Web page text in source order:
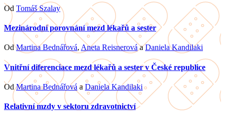
Od Tomáš Szalay
Mezinárodní porovnání mezd lékařů a sester
OdMartina Bednářová, Aneta ReisnerováaDaniela Kandilaki
Vnitřní diferenciace mezd lékařů a sester v České republice
OdMartina Bednářová aDaniela Kandilaki
Relativní mzdy v sektoru zdravotnictví